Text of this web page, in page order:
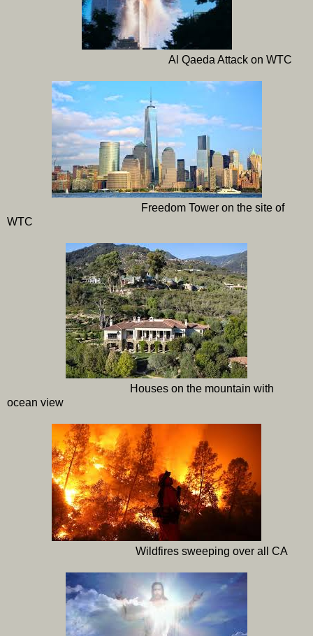
Al Qaeda Attack on WTC
Freedom Tower on the site of
WTC
Houses on the mountain with
ocean view
Wildfires sweeping over all CA